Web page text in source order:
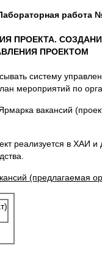
работа
ПРОЕКТА.
систему
мероприятий по
вакансий
реализуется в ХАИ и
(предлагаемая